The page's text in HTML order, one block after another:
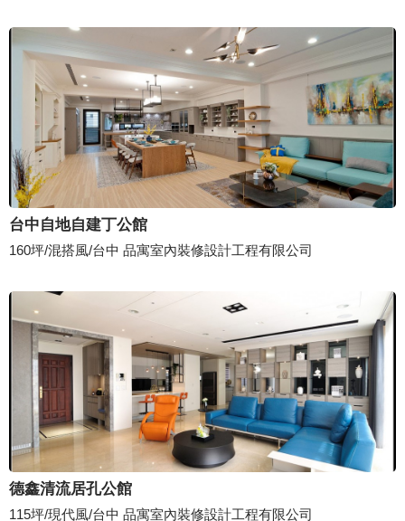
台中自地自建丁公館
160坪/混搭風/台中 品寓室內裝修設計工程有限公司
德鑫清流居孔公館
115坪/現代風/台中 品寓室內裝修設計工程有限公司